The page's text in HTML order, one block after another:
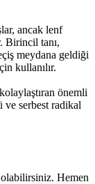
ancak lenf
Birincil tanı,
meydana geldiği
kullanılır.
önemli
serbest radikal
Hemen